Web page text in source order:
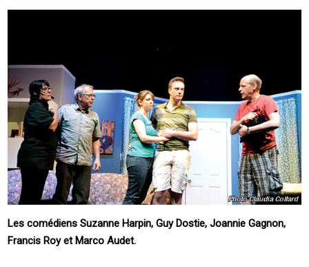
Les comédiens Suzanne Harpin, Guy Dostie, Joannie Gagnon,
Francis Roy et Marco Audet.